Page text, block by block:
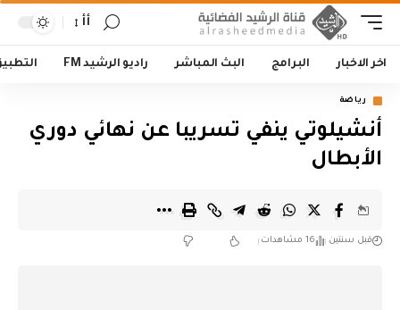
أأ
اخر الاخبار البرامج البث المباشر راديو الرشيد FM
رياضة
أنشيلوتي ينفي تسريبا عن نهائي دوري
الأبطال
قبل سنتين 16 مشاهدات